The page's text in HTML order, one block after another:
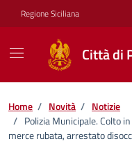
Vai ai contenuti
Vai al footer
Regione Siciliana
Città di
Home / Novità / Notizie
/ Polizia Municipale. Colto
merce rubata, arrestato